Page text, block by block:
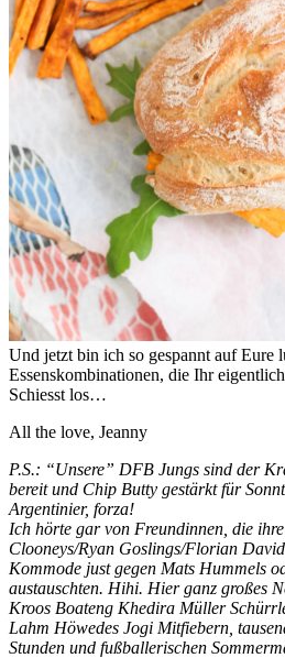
Und jetzt bin ich so gespannt auf Eure
Essenskombinationen, die Ihr
Schiesst los…
All the love, Jeanny
P.S.: “Unsere” DFB Jungs sind der
bereit und Chip Butty gestärkt für
Argentinier, forza!
Ich hörte gar von Freundinnen, die
Clooneys/Ryan Goslings/Florian
Kommode just gegen Mats Hummels
austauschten. Hihi. Hier ganz großes
Kroos Boateng Khedira Müller
Lahm Höwedes Jogi Mitfiebern,
Stunden und fußballerischen